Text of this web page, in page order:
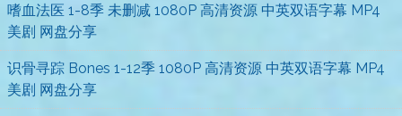
嗜血法医 1-8季 未删减 1080P 高清资源 中英双语字幕 MP4
美剧 网盘分享
识骨寻踪 Bones 1-12季 1080P 高清资源 中英双语字幕 MP4
美剧 网盘分享